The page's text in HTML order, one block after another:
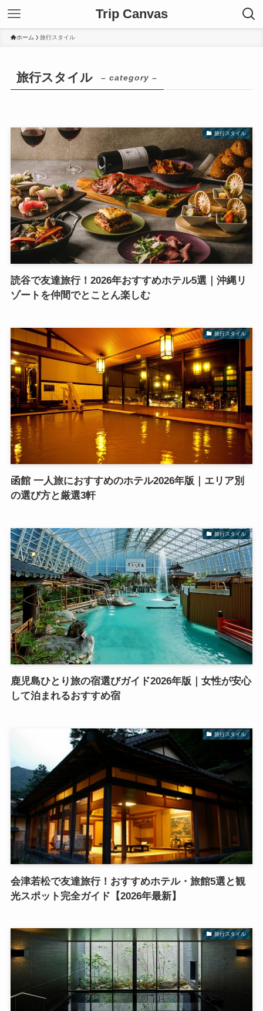
Trip Canvas
ホーム 旅行スタイル
旅行スタイル – category –
旅行スタイル
読谷で友達旅行！2026年おすすめホテル5選｜沖縄リ
ゾートを仲間でとことん楽しむ
旅行スタイル
函館 一人旅におすすめのホテル2026年版｜エリア別
の選び方と厳選3軒
旅行スタイル
鹿児島ひとり旅の宿選びガイド2026年版｜女性が安心
して泊まれるおすすめ宿
旅行スタイル
会津若松で友達旅行！おすすめホテル・旅館5選と観
光スポット完全ガイド【2026年最新】
旅行スタイル